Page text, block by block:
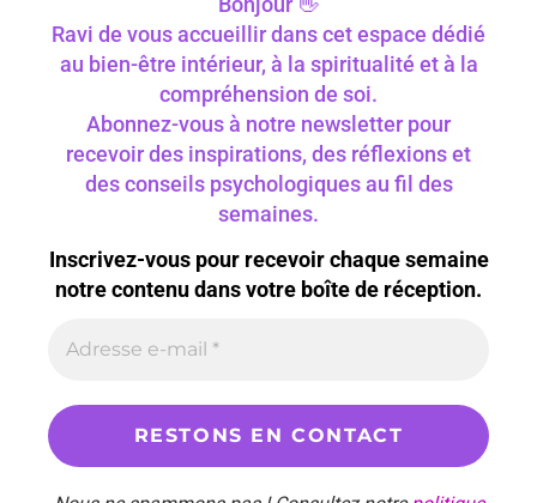
Ravi de vous accueillir dans cet espace dédié
au bien-être intérieur, à la spiritualité et à la
compréhension de soi.
Abonnez-vous à notre newsletter pour
recevoir des inspirations, des réflexions et
des conseils psychologiques au fil des
semaines.
Inscrivez-vous pour recevoir chaque semaine
notre contenu dans votre boîte de réception.